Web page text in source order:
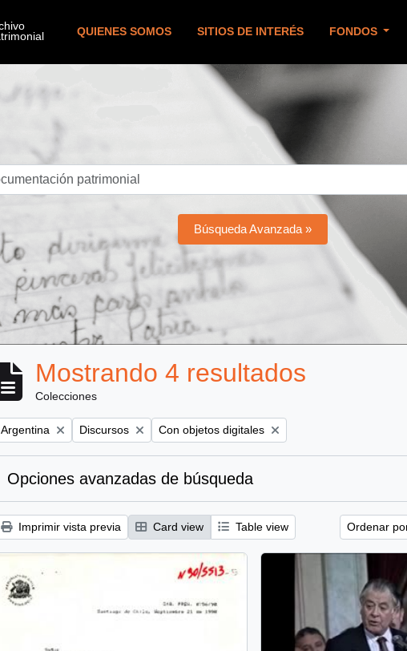
QUIENES SOMOS SITIOS DE INTERÉS FONDOS
Búsqueda Avanzada »
Mostrando 4 resultados
Colecciones
Remove filter:
Argentina Remove filter:
Discursos Remove filter:
Con objetos digitales
Opciones avanzadas de búsqueda
Imprimir vista previa Card view Table view Ordenar